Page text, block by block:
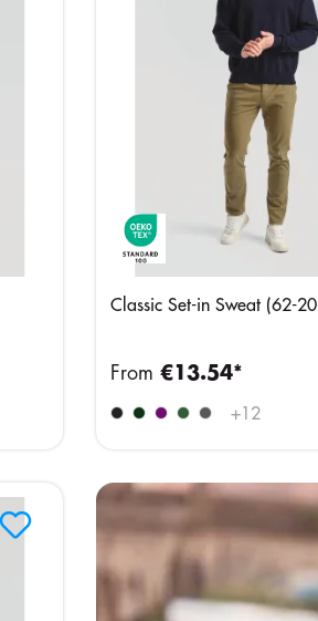
Classic Set-in Sweat (62-
+12
From €13.54*